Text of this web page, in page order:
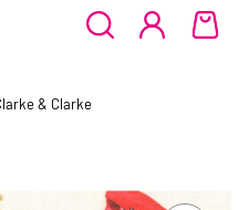
& Clarke